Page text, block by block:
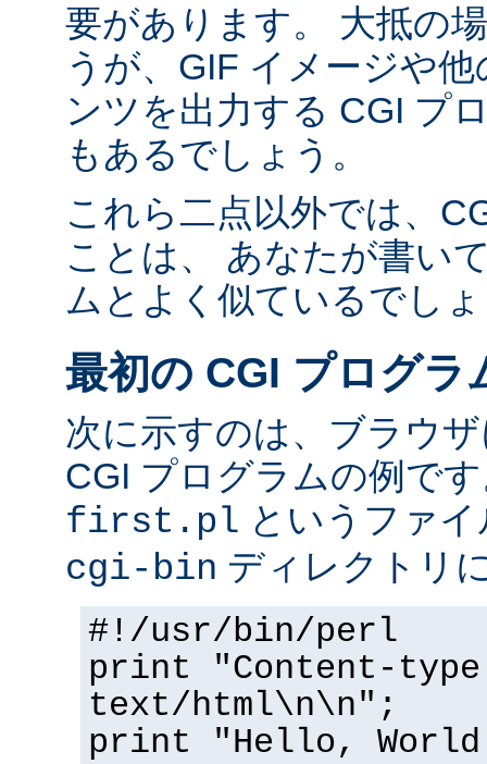
要があります。 大抵の
うが、GIF イメージや
ンツを出力する CGI プ
もあるでしょう。
これら二点以外では、
ことは、 あなたが書い
ムとよく似ているでし
最初の CGI プログラ
次に示すのは、ブラウ
CGI プログラムの例で
first.pl というファ
cgi-bin ディレクトリ
#!/usr/bin/perl
print "Content-
text/html\n\n";
print "Hello,